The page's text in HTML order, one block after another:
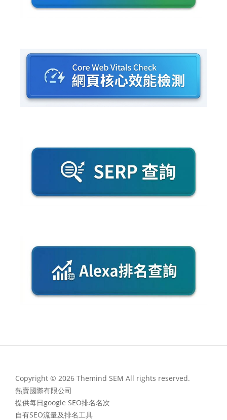
Copyright © 2026 Themind SEM All rights reserved.
熱賣國際有限公司
提供每日google SEO排名名次
自有SEO流量及排名工具